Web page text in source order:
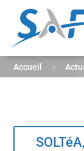
Accueil 5